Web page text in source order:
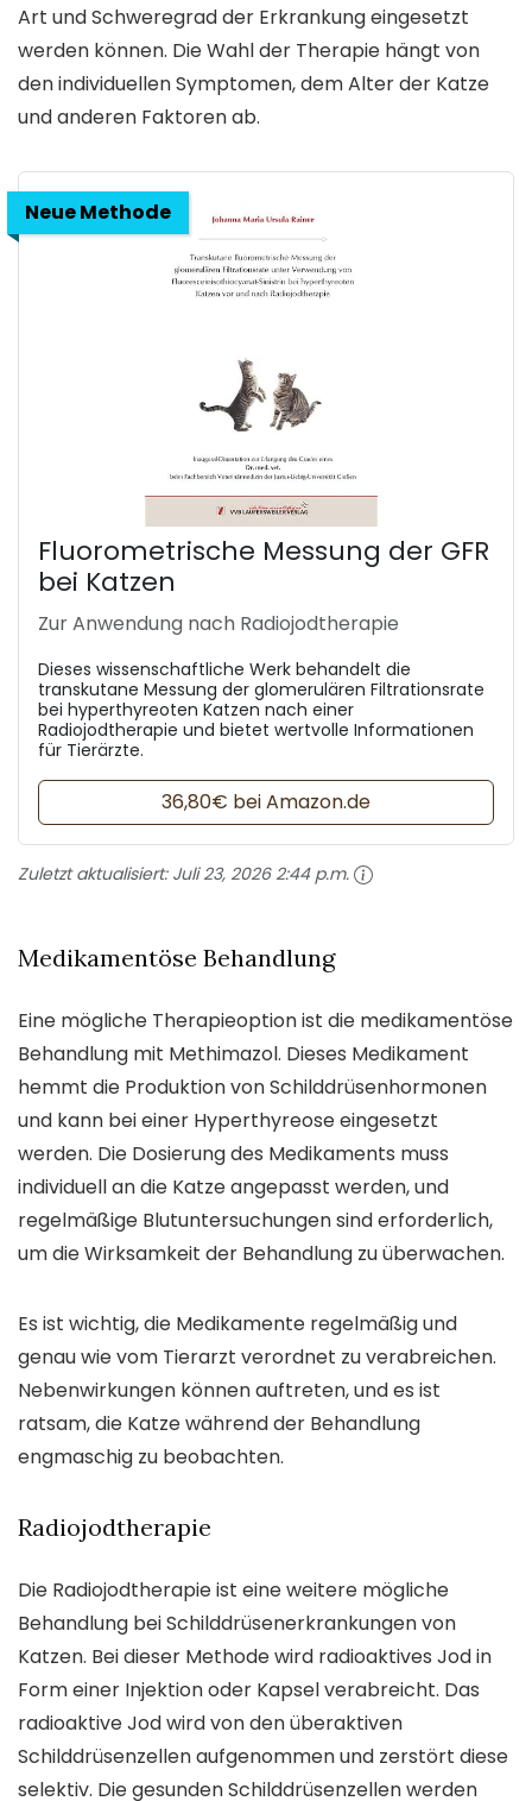
Art und Schweregrad der Erkrankung eingesetzt
werden können. Die Wahl der Therapie hängt von
den individuellen Symptomen, dem Alter der Katze
und anderen Faktoren ab.
Neue Methode
Fluorometrische Messung der GFR
bei Katzen
Zur Anwendung nach Radiojodtherapie
Dieses wissenschaftliche Werk behandelt die
transkutane Messung der glomerulären Filtrationsrate
bei hyperthyreoten Katzen nach einer
Radiojodtherapie und bietet wertvolle Informationen
für Tierärzte.
36,80€ bei Amazon.de
Zuletzt aktualisiert: Juli 23, 2026 2:44 p.m.
Medikamentöse Behandlung
Eine mögliche Therapieoption ist die medikamentöse
Behandlung mit Methimazol. Dieses Medikament
hemmt die Produktion von Schilddrüsenhormonen
und kann bei einer Hyperthyreose eingesetzt
werden. Die Dosierung des Medikaments muss
individuell an die Katze angepasst werden, und
regelmäßige Blutuntersuchungen sind erforderlich,
um die Wirksamkeit der Behandlung zu überwachen.
Es ist wichtig, die Medikamente regelmäßig und
genau wie vom Tierarzt verordnet zu verabreichen.
Nebenwirkungen können auftreten, und es ist
ratsam, die Katze während der Behandlung
engmaschig zu beobachten.
Radiojodtherapie
Die Radiojodtherapie ist eine weitere mögliche
Behandlung bei Schilddrüsenerkrankungen von
Katzen. Bei dieser Methode wird radioaktives Jod in
Form einer Injektion oder Kapsel verabreicht. Das
radioaktive Jod wird von den überaktiven
Schilddrüsenzellen aufgenommen und zerstört diese
selektiv. Die gesunden Schilddrüsenzellen werden